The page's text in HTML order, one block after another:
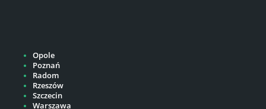
Opole
Poznań
Radom
Rzeszów
Szczecin
Warszawa